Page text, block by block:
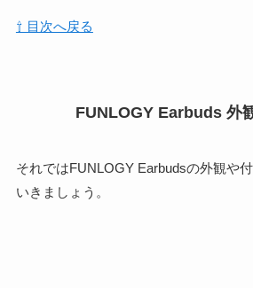
⇧ 目次へ戻る
FUNLOGY Earbuds 外
それではFUNLOGY Earbudsの外観や
いきましょう。